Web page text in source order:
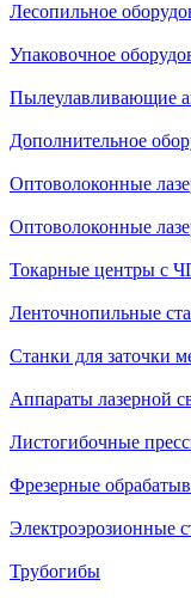
Лесопильное
Упаковочное
Пылеулавливающие
Дополнительное
Оптоволоконные
Оптоволоконные
Токарные центры с
Ленточнопильные
Станки для заточки
Аппараты лазерной
Листогибочные
Фрезерные
Электроэрозионные
Трубогибы